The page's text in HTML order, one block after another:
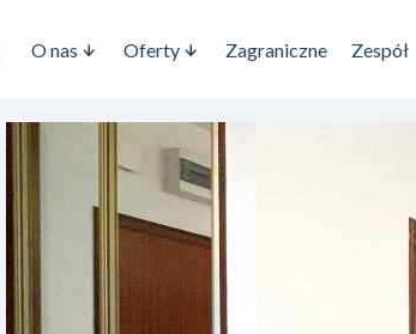
O nas Oferty Zagraniczne Zespół